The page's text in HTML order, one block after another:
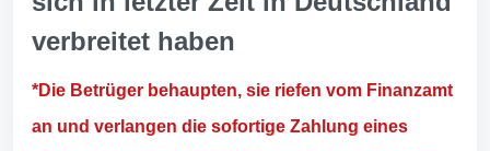
verbreitet haben
*Die Betrüger behaupten, sie riefen vom Finanzamt
an und verlangen die sofortige Zahlung eines